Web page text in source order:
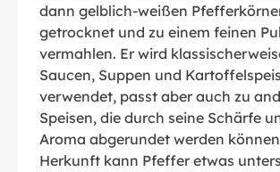
dann gelblich-weißen
getrocknet und zu einem feinen
vermahlen. Er wird
Saucen, Suppen und
verwendet, passt aber auch zu
Speisen, die durch seine Schärfe
Aroma abgerundet werden
Herkunft kann Pfeffer etwas